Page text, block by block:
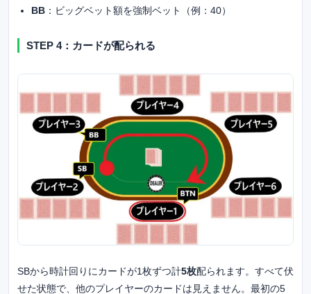
BB ：ビッグベット額を強制ベット（例：40）
STEP 4：カードが配られる
SBから時計回りにカードが1枚ずつ計5枚配られます。すべて伏
せた状態で、他のプレイヤーのカードは見えません。最初の5